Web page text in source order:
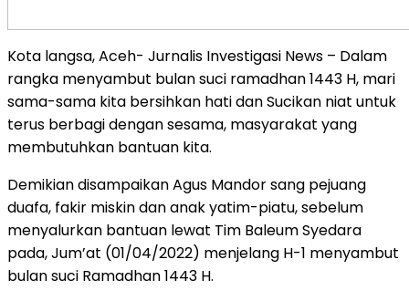
Kota langsa, Aceh- Jurnalis Investigasi News – Dalam
rangka menyambut bulan suci ramadhan 1443 H, mari
sama-sama kita bersihkan hati dan Sucikan niat untuk
terus berbagi dengan sesama, masyarakat yang
membutuhkan bantuan kita.
Demikian disampaikan Agus Mandor sang pejuang
duafa, fakir miskin dan anak yatim-piatu, sebelum
menyalurkan bantuan lewat Tim Baleum Syedara
pada, Jum’at (01/04/2022) menjelang H-1 menyambut
bulan suci Ramadhan 1443 H.